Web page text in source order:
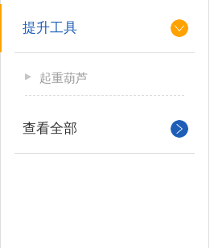
提升工具
起重葫芦
查看全部